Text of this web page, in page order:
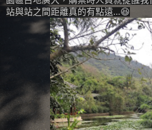
站與站之間距離真的有點遠...😆